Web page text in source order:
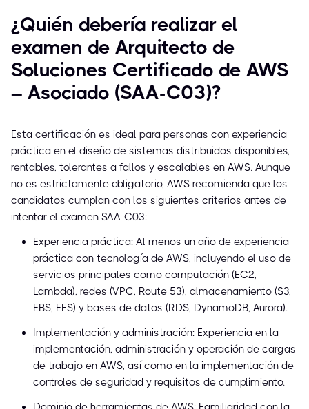
¿Quién debería realizar el
examen de Arquitecto de
Soluciones Certificado de AWS
– Asociado (SAA-C03)?
Esta certificación es ideal para personas con experiencia
práctica en el diseño de sistemas distribuidos disponibles,
rentables, tolerantes a fallos y escalables en AWS. Aunque
no es estrictamente obligatorio, AWS recomienda que los
candidatos cumplan con los siguientes criterios antes de
intentar el examen SAA-C03:
Experiencia práctica: Al menos un año de experiencia
práctica con tecnología de AWS, incluyendo el uso de
servicios principales como computación (EC2,
Lambda), redes (VPC, Route 53), almacenamiento (S3,
EBS, EFS) y bases de datos (RDS, DynamoDB, Aurora).
Implementación y administración: Experiencia en la
implementación, administración y operación de cargas
de trabajo en AWS, así como en la implementación de
controles de seguridad y requisitos de cumplimiento.